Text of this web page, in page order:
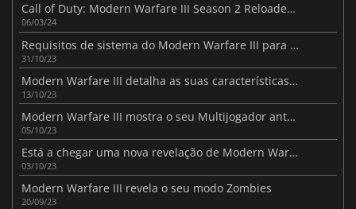
Call of Duty: Modern Warfare III Season 2 Reloaded está disponível para os jogadores
06/03/24
Requisitos de sistema do Modern Warfare III para PC revelados
31/10/23
Modern Warfare III detalha as suas características no PC
13/10/23
Modern Warfare III mostra o seu Multijogador antes da versão beta
05/10/23
Está a chegar uma nova revelação de Modern Warfare III
03/10/23
Modern Warfare III revela o seu modo Zombies
20/09/23